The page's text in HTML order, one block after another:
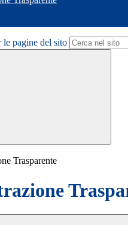
le pagine del sito
Trasparente